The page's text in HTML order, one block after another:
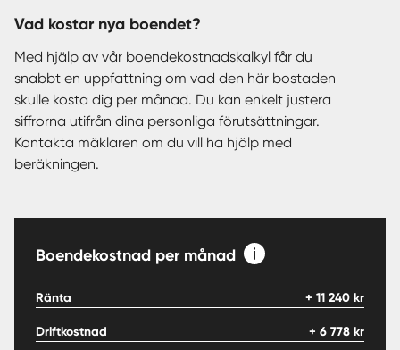
Vad kostar nya boendet?
Med hjälp av vår boendekostnadskalkyl får du
snabbt en uppfattning om vad den här bostaden
skulle kosta dig per månad. Du kan enkelt justera
siffrorna utifrån dina personliga förutsättningar.
Kontakta mäklaren om du vill ha hjälp med
beräkningen.
Boendekostnad per månad
Ränta + 11 240 kr
Driftkostnad + 6 778 kr